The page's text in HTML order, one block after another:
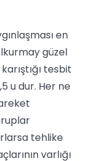
en
güzel
tesbit
u dur. Her ne
tehlike
varlığı